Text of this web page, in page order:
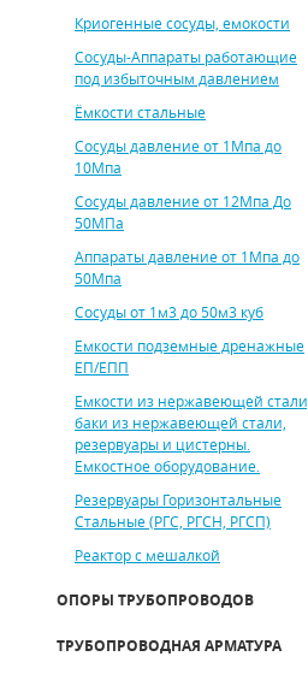
Криогенные сосуды, емокости
Сосуды-Аппараты работающие
под избыточным давлением
Ёмкости стальные
Сосуды давление от 1Мпа до
10Мпа
Сосуды давление от 12Мпа До
50МПа
Аппараты давление от 1Мпа до
50Мпа
Сосуды от 1м3 до 50м3 куб
Емкости подземные дренажные
ЕП/ЕПП
Емкости из нержавеющей стали,
баки из нержавеющей стали,
резервуары и цистерны.
Емкостное оборудование.
Резервуары Горизонтальные
Стальные (РГС, РГСН, РГСП)
Реактор с мешалкой
ОПОРЫ ТРУБОПРОВОДОВ
ТРУБОПРОВОДНАЯ АРМАТУРА